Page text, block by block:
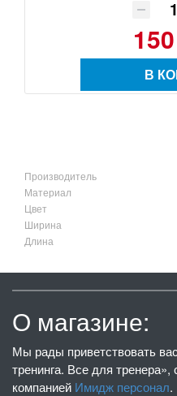
В
Производитель
Материал
Цвет
Ширина
Длина
О магазине:
Мы рады приветствовать
тренинга. Все для тренера»,
компанией Имидж персонал.